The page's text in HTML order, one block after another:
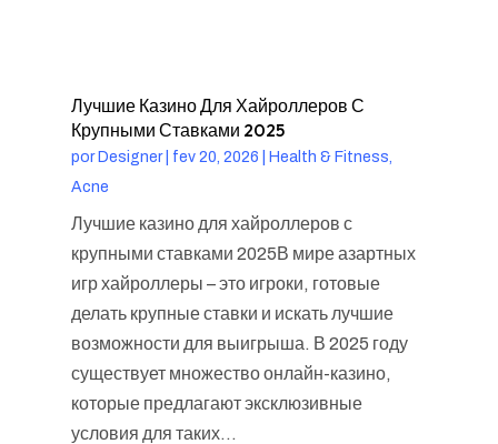
Лучшие Казино Для Хайроллеров С
Крупными Ставками 2025
porDesigner| fev 20, 2026
Health & Fitness,
Acne
Лучшие казино для хайроллеров с
крупными ставками 2025В мире азартных
игр хайроллеры – это игроки, готовые
делать крупные ставки и искать лучшие
возможности для выигрыша. В 2025 году
существует множество онлайн-казино,
которые предлагают эксклюзивные
условия для таких...